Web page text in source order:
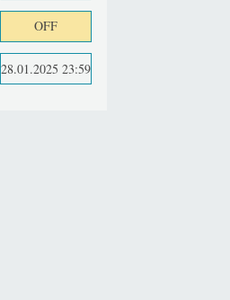
OFF
28.01.2025 23:59